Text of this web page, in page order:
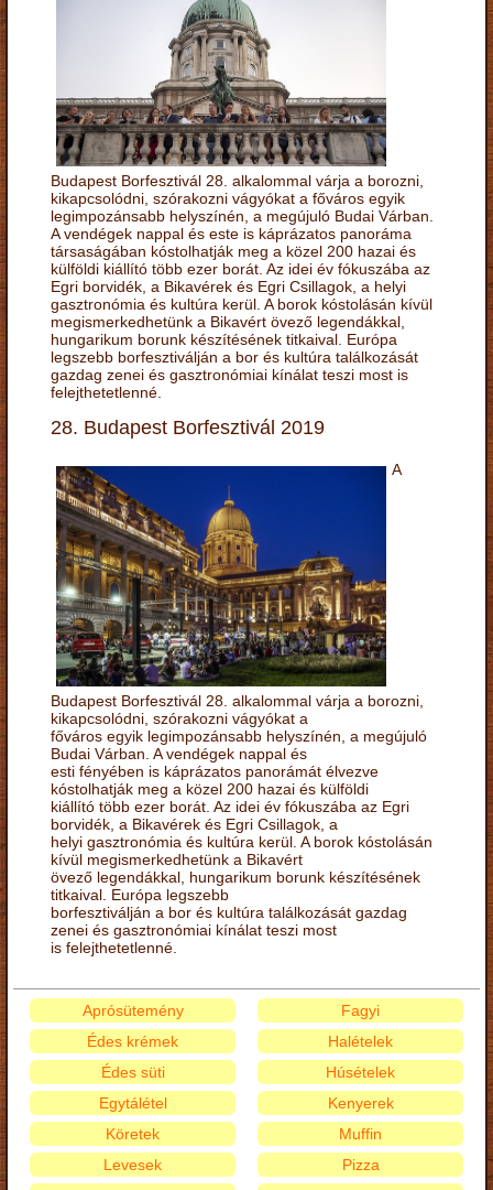
Budapest Borfesztivál 28. alkalommal várja a borozni,
kikapcsolódni, szórakozni vágyókat a főváros egyik
legimpozánsabb helyszínén, a megújuló Budai Várban.
A vendégek nappal és este is káprázatos panoráma
társaságában kóstolhatják meg a közel 200 hazai és
külföldi kiállító több ezer borát. Az idei év fókuszába az
Egri borvidék, a Bikavérek és Egri Csillagok, a helyi
gasztronómia és kultúra kerül. A borok kóstolásán kívül
megismerkedhetünk a Bikavért övező legendákkal,
hungarikum borunk készítésének titkaival. Európa
legszebb borfesztiválján a bor és kultúra találkozását
gazdag zenei és gasztronómiai kínálat teszi most is
felejthetetlenné.
28. Budapest Borfesztivál 2019
A
Budapest Borfesztivál 28. alkalommal várja a borozni,
kikapcsolódni, szórakozni vágyókat a
főváros egyik legimpozánsabb helyszínén, a megújuló
Budai Várban. A vendégek nappal és
esti fényében is káprázatos panorámát élvezve
kóstolhatják meg a közel 200 hazai és külföldi
kiállító több ezer borát. Az idei év fókuszába az Egri
borvidék, a Bikavérek és Egri Csillagok, a
helyi gasztronómia és kultúra kerül. A borok kóstolásán
kívül megismerkedhetünk a Bikavért
övező legendákkal, hungarikum borunk készítésének
titkaival. Európa legszebb
borfesztiválján a bor és kultúra találkozását gazdag
zenei és gasztronómiai kínálat teszi most
is felejthetetlenné.
Aprósütemény
Édes krémek
Édes süti
Egytálétel
Fagyi
Halételek
Húsételek
Kenyerek
Köretek
Levesek
Muffin
Pizza